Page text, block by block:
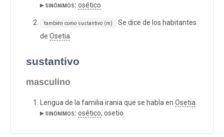
▸ sinónimos: osético
también como sustantivo (m)
Se dice de los habitantes
de Osetia
sustantivo
masculino
Lengua de la familia irania que se habla en Osetia
▸ sinónimos: osético, osetio